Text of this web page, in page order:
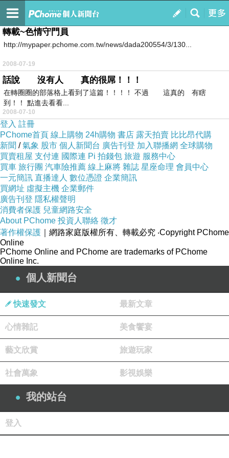
我的
訂閱
把感動化成文字
轉載~色情守門員
http://mypaper.pchome.com.tw/news/dada200554/3/130...
2008-07-19
話說 沒有人 真的很屌！！！
在轉圈圈的部落格上看到了這篇！！！！ 不過 這真的 有瞎
到！！ 點進去看看...
2008-07-10
登入 註冊
PChome首頁 線上購物 24h購物 書店 露天拍賣 比比昂代購
新聞 /氣象 股市 個人新聞台 廣告刊登 加入聯播網 全球購物
買賣租屋 支付連 國際連 Pi 拍錢包 旅遊 服務中心
買車 旅行團 汽車險推薦 線上麻將 雜誌 星座命理 會員中心
一元簡訊 直播達人 數位憑證 企業簡訊
買網址 虛擬主機 企業郵件
廣告刊登 隱私權聲明
消費者保護 兒童網路安全
About PChome 投資人聯絡 徵才
著作權保護 ｜網路家庭版權所有、轉載必究 ‧Copyright PChome
Online
PChome Online and PChome are trademarks of PChome
Online Inc.
個人新聞台
快速發文 最新文章
心情雜記 美食饗宴
藝文欣賞 旅遊玩家
社會萬象 影視娛樂
我的站台
登入